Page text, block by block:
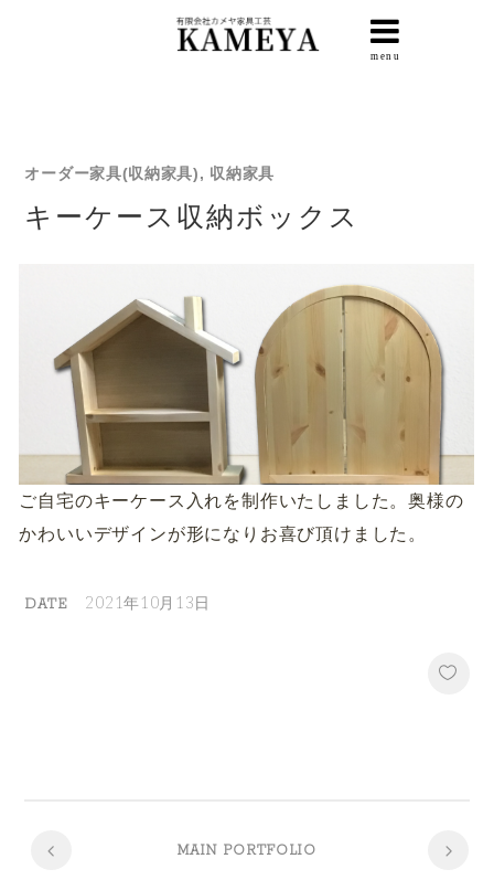
オーダー家具(収納家具), 収納家具
キーケース収納ボックス
ご自宅のキーケース入れを制作いたしました。奥様の
かわいいデザインが形になりお喜び頂けました。
DATE 2021年10月13日
MAIN PORTFOLIO